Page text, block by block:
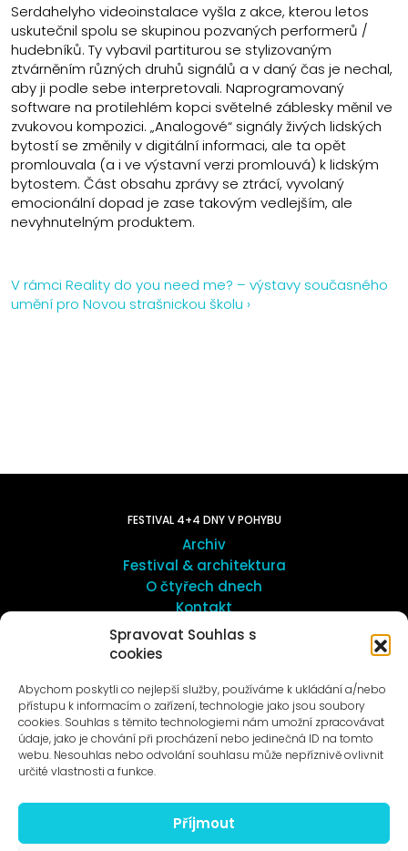
Spravovat Souhlas s
cookies
Abychom poskytli co nejlepší služby, používáme k ukládání a/nebo
přístupu k informacím o zařízení, technologie jako jsou soubory
cookies. Souhlas s těmito technologiemi nám umožní zpracovávat
údaje, jako je chování při procházení nebo jedinečná ID na tomto
webu. Nesouhlas nebo odvolání souhlasu může nepříznivě ovlivnit
určité vlastnosti a funkce.
Příjmout
Serdahelyho videoinstalace vyšla z akce, kterou letos
uskutečnil spolu se skupinou pozvaných performerů /
hudebníků. Ty vybavil partiturou se stylizovaným
ztvárněním různých druhů signálů a v daný čas je nechal,
aby ji podle sebe interpretovali. Naprogramovaný
software na protilehlém kopci světelné záblesky měnil ve
zvukovou kompozici. „Analogové“ signály živých lidských
bytostí se změnily v digitální informaci, ale ta opět
promlouvala (a i ve výstavní verzi promlouvá) k lidským
bytostem. Část obsahu zprávy se ztrácí, vyvolaný
emocionální dopad je zase takovým vedlejším, ale
nevyhnutelným produktem.
V rámci Reality do you need me? – výstavy současného
umění pro Novou strašnickou školu ›
FESTIVAL 4+4 DNY V POHYBU
Archiv
Festival & architektura
O čtyřech dnech
Kontakt
O umění v Motole
Novinky na e-mail